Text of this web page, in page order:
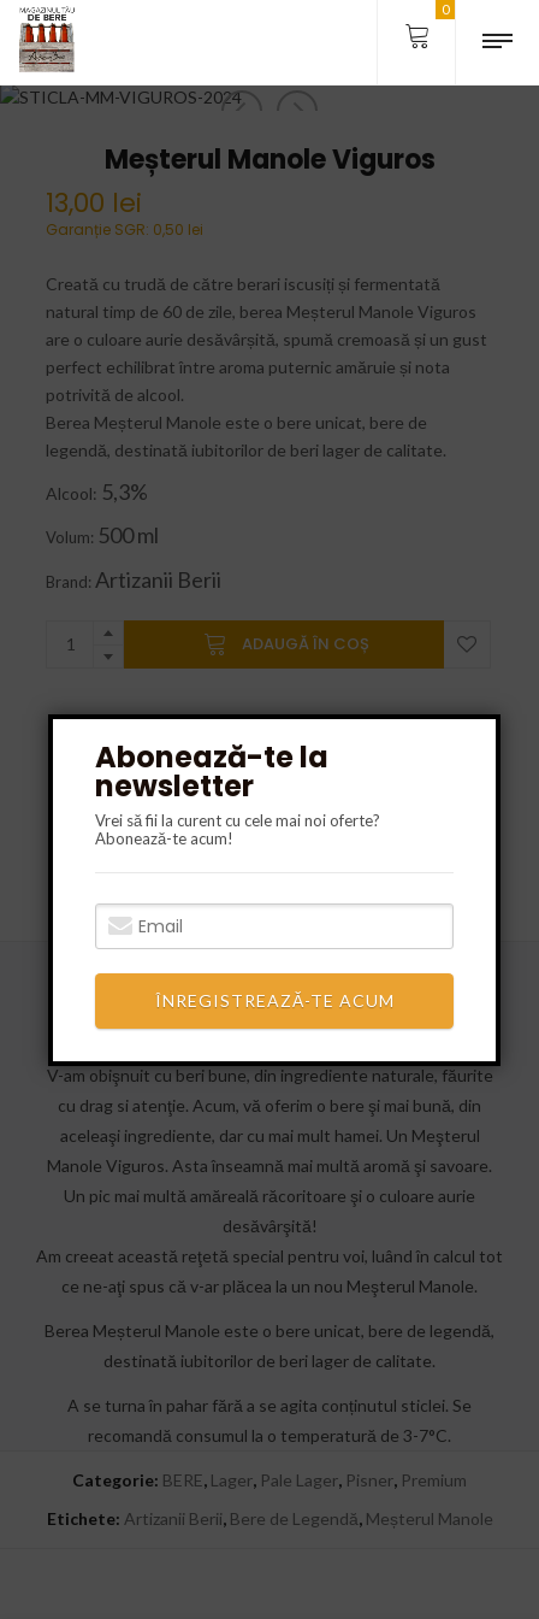
0
Meșterul Manole Viguros
13,00 lei
Garanție SGR: 0,50 lei
Creată cu trudă de către berari iscusiți și fermentată
natural timp de 60 de zile, berea Meșterul Manole Viguros
are o culoare aurie desăvârșită, spumă cremoasă și un gust
perfect echilibrat între aroma puternic amăruie și nota
potrivită de alcool.
Berea Meșterul Manole este o bere unicat, bere de
legendă, destinată iubitorilor de beri lager de calitate.
Alcool: 5,3%
Volum: 500 ml
Brand: Artizanii Berii
ADAUGĂ ÎN COȘ
DESCRIERE INFORMAȚII SUPLIMENTARE
Meșterul Manole Viguros este un Premium Lager făurit
manual, ce respectă cu strictețe „Legea Germană a Purității
Berii”, de la 1516.
V-am obişnuit cu beri bune, din ingrediente naturale, făurite
cu drag si atenţie. Acum, vă oferim o bere şi mai bună, din
aceleaşi ingrediente, dar cu mai mult hamei. Un Meşterul
Manole Viguros. Asta înseamnă mai multă aromă şi savoare.
Un pic mai multă amăreală răcoritoare şi o culoare aurie
desăvârşită!
Am creeat această reţetă special pentru voi, luând în calcul tot
ce ne-aţi spus că v-ar plăcea la un nou Meşterul Manole.
Berea Meșterul Manole este o bere unicat, bere de legendă,
destinată iubitorilor de beri lager de calitate.
A se turna în pahar fără a se agita conținutul sticlei. Se
recomandă consumul la o temperatură de 3-7°C.
Categorie: BERE, Lager, Pale Lager, Pisner, Premium
Etichete: Artizanii Berii, Bere de Legendă, Meșterul Manole
Abonează-te la
newsletter
Vrei să fii la curent cu cele mai noi oferte?
Abonează-te acum!
ÎNREGISTREAZĂ-TE ACUM